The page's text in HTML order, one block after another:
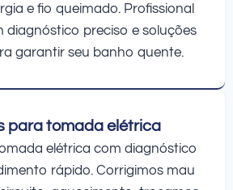
e fio queimado. Profissional
diagnóstico preciso e soluções
garantir seu banho quente.
para tomada elétrica
elétrica com diagnóstico
rápido. Corrigimos mau